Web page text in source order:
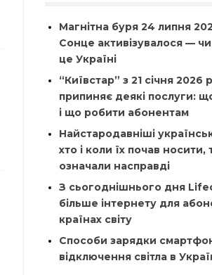
Магнітна буря 24 липня
Сонце активізувалося —
це Україні
“Київстар” з 21 січня 2026
припиняє деякі послуги:
і що робити абонентам
Найстародавніші
хто і коли їх почав
означали насправді
З сьогоднішнього дня
більше інтернету для
країнах світу
Способи зарядки
відключення світла в